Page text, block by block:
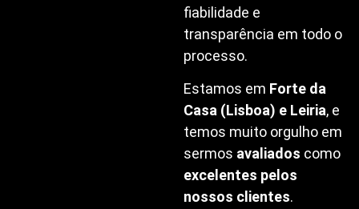
fiabilidade e
transparência em todo o
processo.
Estamos em Forte da
Casa (Lisboa) e Leiria, e
temos muito orgulho em
sermos avaliados como
excelentes pelos
nossos clientes.